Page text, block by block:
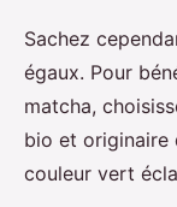
Sachez
égaux. Pour
matcha,
bio et originaire
couleur vert